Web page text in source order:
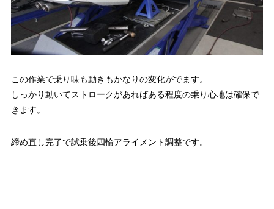
この作業で乗り味も動きもかなりの変化がでます。
しっかり動いてストロークがあればある程度の乗り心地は確保で
きます。
締め直し完了で試乗後四輪アライメント調整です。